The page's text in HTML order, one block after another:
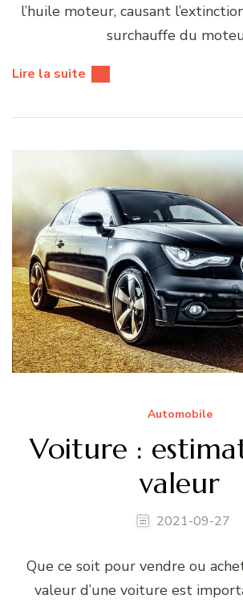
l’huile moteur, causant
surchauffe du
Lire la suite
Automobile
Voiture :
valeur
2021-09-27
Que ce soit pour vendre ou
valeur d’une voiture est